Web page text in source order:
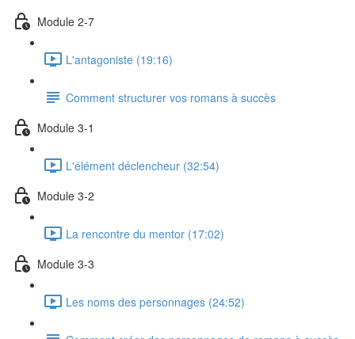
Module 2-7
L'antagoniste (19:16)
Comment structurer vos romans à succès
Module 3-1
L'élément déclencheur (32:54)
Module 3-2
La rencontre du mentor (17:02)
Module 3-3
Les noms des personnages (24:52)